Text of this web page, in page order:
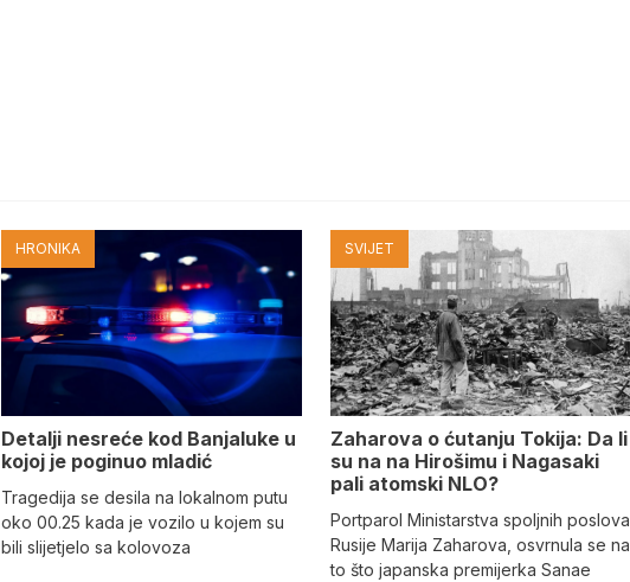
HRONIKA
Detalji nesreće kod Banjaluke u
kojoj je poginuo mladić
Tragedija se desila na lokalnom putu
oko 00.25 kada je vozilo u kojem su
bili slijetjelo sa kolovoza
SVIJET
Zaharova o ćutanju Tokija: Da li
su na na Hirošimu i Nagasaki
pali atomski NLO?
Portparol Ministarstva spoljnih poslova
Rusije Marija Zaharova, osvrnula se na
to što japanska premijerka Sanae